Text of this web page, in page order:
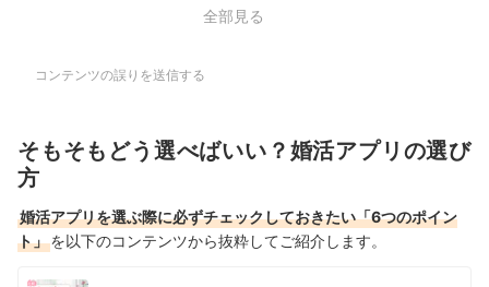
全部見る
コンテンツの誤りを送信する
そもそもどう選べばいい？婚活アプリの選び
方
婚活アプリを選ぶ際に必ずチェックしておきたい「6つのポイン
ト」を以下のコンテンツから抜粋してご紹介します。